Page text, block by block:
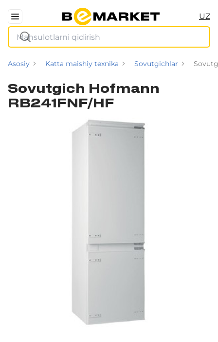
UZ
Asosiy Katta maishiy texnika Sovutgichlar
Sovutgich Hofmann
RB241FNF/HF